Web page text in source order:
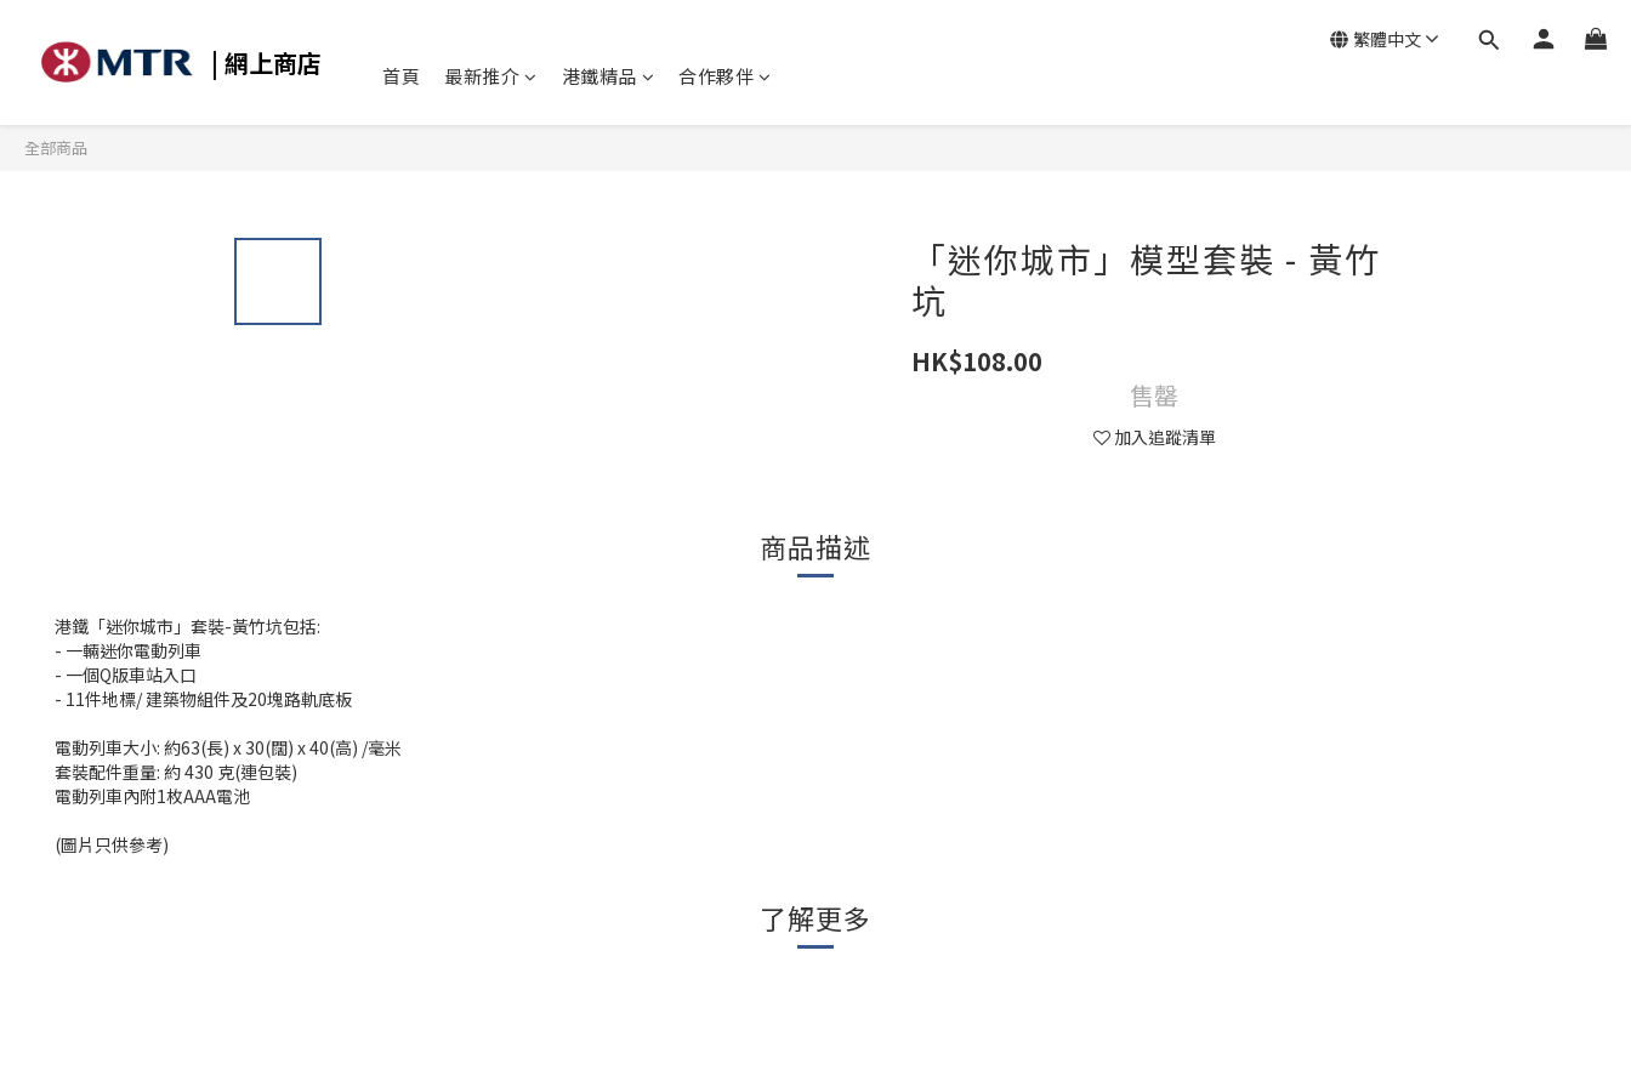
| 網上商店 首頁 最新推介 港鐵精品 合作夥伴
繁體中文
全部商品
「迷你城市」模型套裝 - 黃竹
坑
HK$108.00
售罄
加入追蹤清單
商品描述
港鐵「迷你城市」套裝-黃竹坑包括:
- 一輛迷你電動列車
- 一個Q版車站入口
- 11件地標/ 建築物組件及20塊路軌底板
電動列車大小: 約63(長) x 30(闊) x 40(高) /毫米
套裝配件重量: 約 430 克(連包裝)
電動列車內附1枚AAA電池
(圖片只供參考)
了解更多